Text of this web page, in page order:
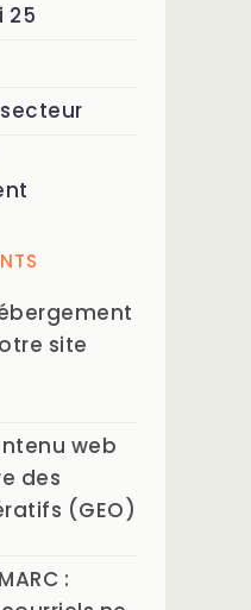
25
site
web
des
(GEO)
: